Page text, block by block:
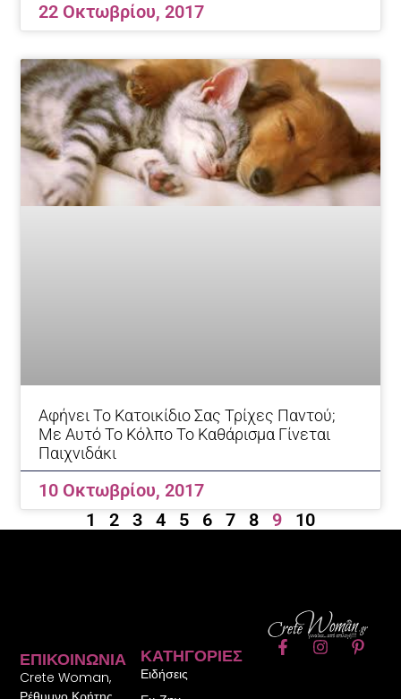
22 Οκτωβρίου, 2017
Αφήνει Το Κατοικίδιο Σας Τρίχες Παντού;
Με Αυτό Το Κόλπο Το Καθάρισμα Γίνεται
Παιχνιδάκι
10 Οκτωβρίου, 2017
1
2 3 4 5 6 7 8 9 10
F
a
I
P
ΚΑΤΗΓΟΡΊΕΣ
Ειδήσεις
ΕΠΙΚΟΙΝΩΝΊΑ
Crete Woman,